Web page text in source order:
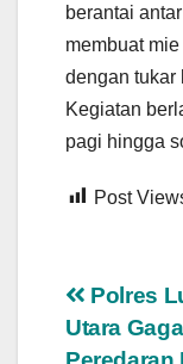
berantai
membuat
dengan tukar
Kegiatan
pagi hingga
Post
pos
Polres
Utara